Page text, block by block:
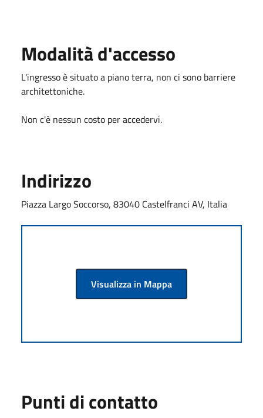
Modalità d'accesso
L'ingresso è situato a piano terra, non ci sono barriere
architettoniche.
Non c'è nessun costo per accedervi.
Indirizzo
Piazza Largo Soccorso, 83040 Castelfranci AV, Italia
Visualizza in Mappa
Punti di contatto